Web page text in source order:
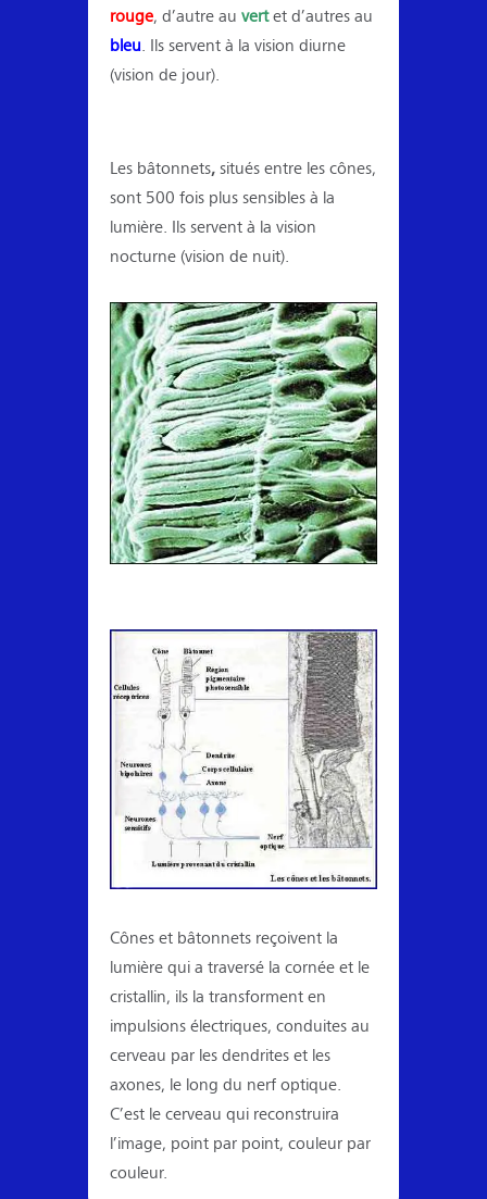
rouge, d’autre au vertet d’autres au
bleu . Ils servent à la vision diurne
(vision de jour).
Les bâtonnets, situés entre les cônes,
sont 500 fois plus sensibles à la
lumière. Ils servent à la vision
nocturne (vision de nuit).
Cônes et bâtonnets reçoivent la
lumière qui a traversé la cornée et le
cristallin, ils la transforment en
impulsions électriques, conduites au
cerveau par les dendrites et les
axones, le long du nerf optique.
C’est le cerveau qui reconstruira
l’image, point par point, couleur par
couleur.